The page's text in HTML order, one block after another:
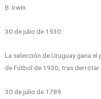
B. Irwin.
30 de julio de 1930:
La selección de Uruguay gana
de Fútbol de 1930, tras
30 de julio de 1789: